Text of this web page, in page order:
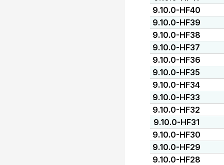
9.10.0-HF40
9.10.0-HF39
9.10.0-HF38
9.10.0-HF37
9.10.0-HF36
9.10.0-HF35
9.10.0-HF34
9.10.0-HF33
9.10.0-HF32
9.10.0-HF31
9.10.0-HF30
9.10.0-HF29
9.10.0-HF28